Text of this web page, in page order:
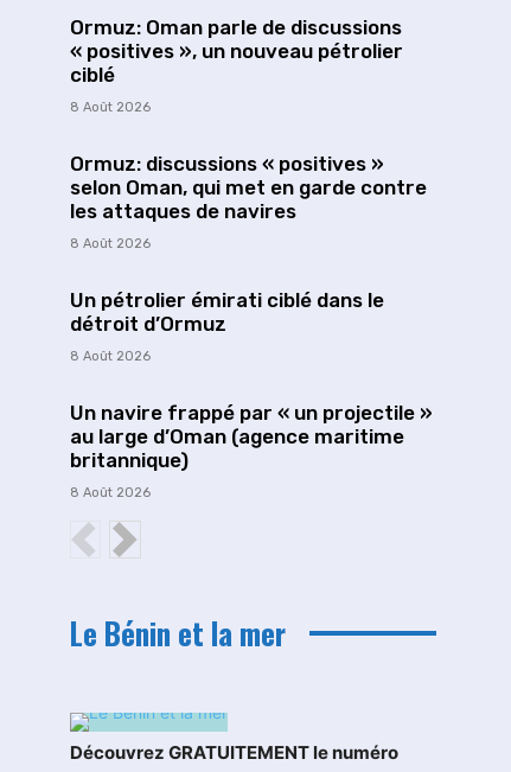
Ormuz: Oman parle de discussions
« positives », un nouveau pétrolier
ciblé
8 Août 2026
Ormuz: discussions « positives »
selon Oman, qui met en garde contre
les attaques de navires
8 Août 2026
Un pétrolier émirati ciblé dans le
détroit d’Ormuz
8 Août 2026
Un navire frappé par « un projectile »
au large d’Oman (agence maritime
britannique)
8 Août 2026
Le Bénin et la mer
Découvrez GRATUITEMENT le numéro